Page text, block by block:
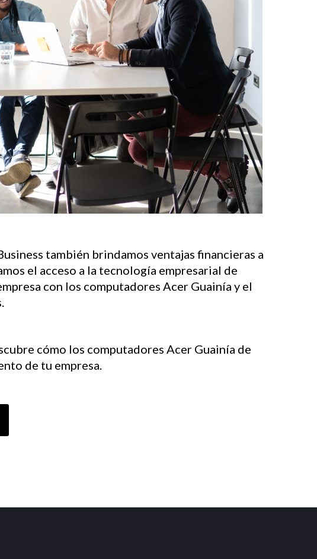
también brindamos ventajas financieras a
el acceso a la tecnología empresarial de
con los computadores Acer Guainía y el
cómo los computadores Acer Guainía de
de tu empresa.